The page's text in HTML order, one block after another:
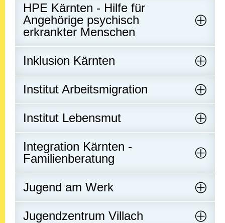
HPE Kärnten - Hilfe für
Angehörige psychisch
erkrankter Menschen
Inklusion Kärnten
Institut Arbeitsmigration
Institut Lebensmut
Integration Kärnten -
Familienberatung
Jugend am Werk
Jugendzentrum Villach